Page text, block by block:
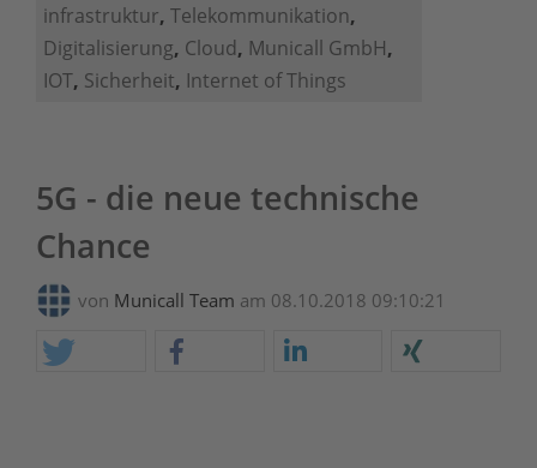
infrastruktur, Telekommunikation,
Digitalisierung, Cloud, Municall GmbH,
IOT, Sicherheit, Internet of Things
5G - die neue technische
Chance
von Municall Team am 08.10.2018 09:10:21